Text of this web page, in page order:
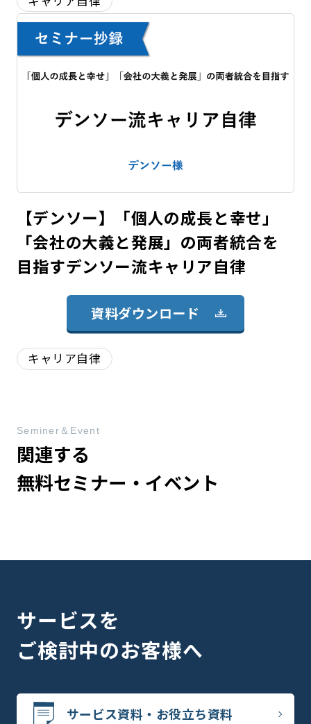
【デンソー】「個人の成長と幸せ」
「会社の大義と発展」の両者統合を
目指すデンソー流キャリア自律
資料ダウンロード
キャリア自律
関連する
無料セミナー・イベント
Seminer＆Event
サービスを
ご検討中のお客様へ
サービス資料・お役立ち資料